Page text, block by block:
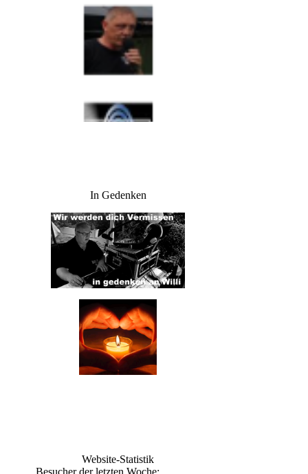
In Gedenken
Website-Statistik
Besucher der letzten Woche: